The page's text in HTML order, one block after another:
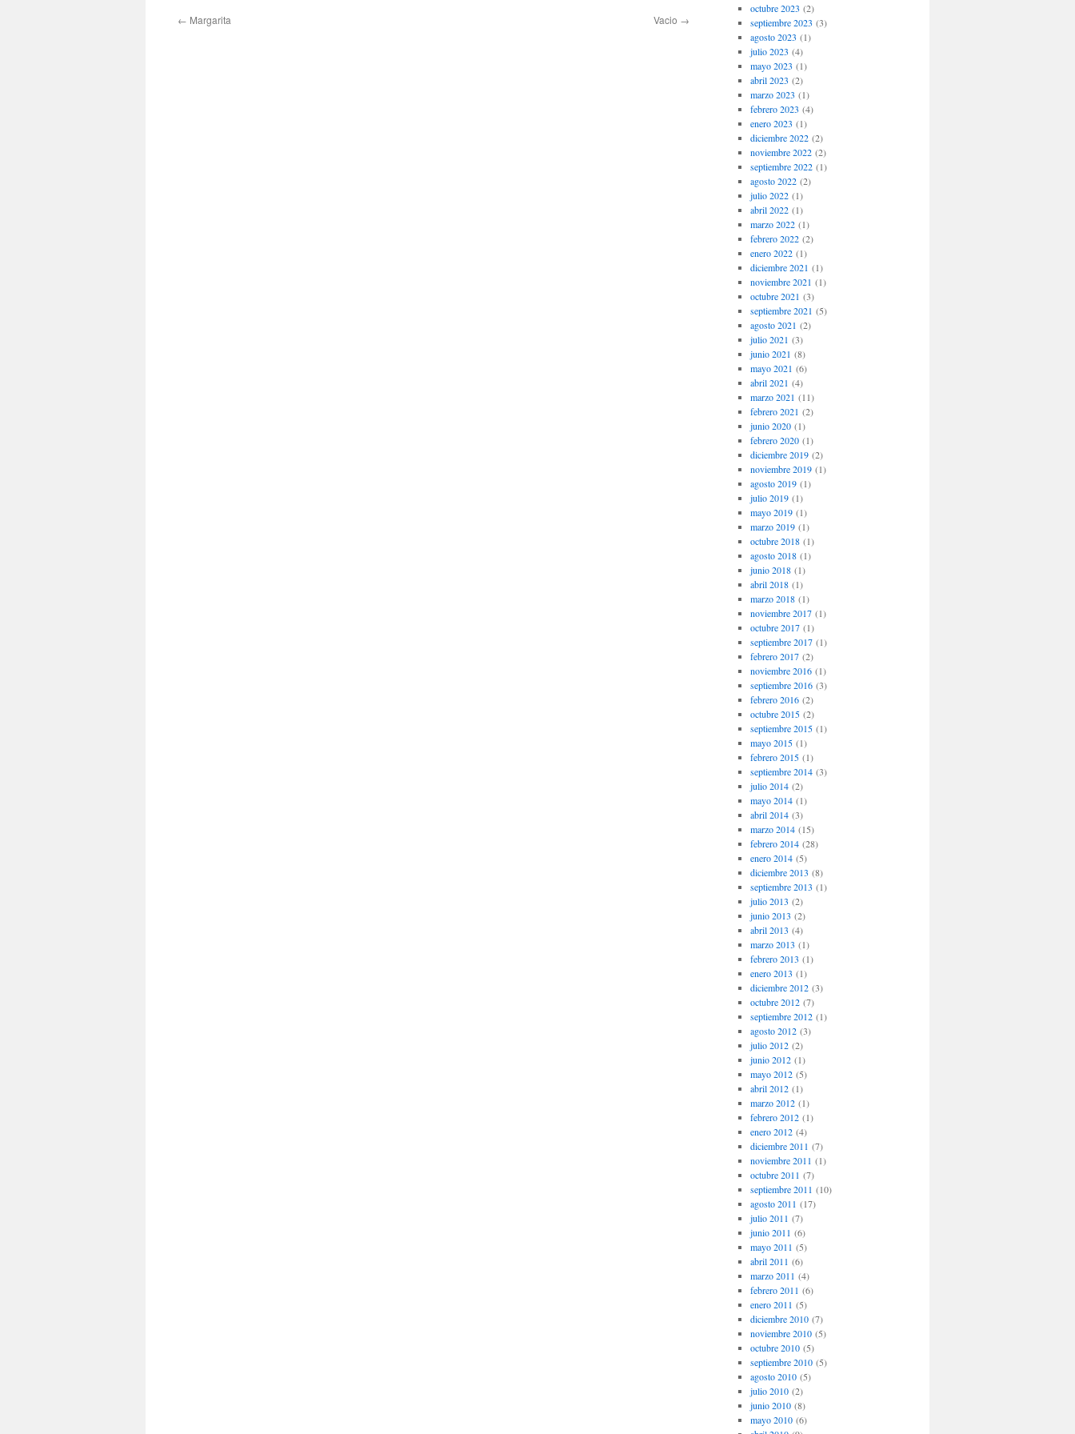
← Margarita Vacio →
octubre 2023 (2)
septiembre 2023 (3)
agosto 2023 (1)
julio 2023 (4)
mayo 2023 (1)
abril 2023 (2)
marzo 2023 (1)
febrero 2023 (4)
enero 2023 (1)
diciembre 2022(2)
noviembre 2022(2)
septiembre 2022(1)
agosto 2022(2)
julio 2022(1)
abril 2022(1)
marzo 2022(1)
febrero 2022(2)
enero 2022(1)
diciembre 2021 (1)
noviembre 2021 (1)
octubre 2021 (3)
septiembre 2021 (5)
agosto 2021 (2)
julio 2021 (3)
junio 2021 (8)
mayo 2021 (6)
abril 2021 (4)
marzo 2021 (11)
febrero 2021 (2)
junio 2020(1)
febrero 2020(1)
diciembre 2019(2)
noviembre 2019(1)
agosto 2019(1)
julio 2019(1)
mayo 2019(1)
marzo 2019(1)
octubre 2018(1)
agosto 2018(1)
junio 2018(1)
abril 2018(1)
marzo 2018(1)
noviembre 2017(1)
octubre 2017(1)
septiembre 2017(1)
febrero 2017(2)
noviembre 2016(1)
septiembre 2016(3)
febrero 2016(2)
octubre 2015(2)
septiembre 2015(1)
mayo 2015(1)
febrero 2015(1)
septiembre 2014(3)
julio 2014(2)
mayo 2014(1)
abril 2014(3)
marzo 2014(15)
febrero 2014(28)
enero 2014(5)
diciembre 2013 (8)
septiembre 2013 (1)
julio 2013 (2)
junio 2013 (2)
abril 2013 (4)
marzo 2013 (1)
febrero 2013 (1)
enero 2013 (1)
diciembre 2012(3)
octubre 2012(7)
septiembre 2012(1)
agosto 2012(3)
julio 2012(2)
junio 2012(1)
mayo 2012(5)
abril 2012(1)
marzo 2012(1)
febrero 2012(1)
enero 2012(4)
diciembre 2011 (7)
noviembre 2011 (1)
octubre 2011 (7)
septiembre 2011 (10)
agosto 2011 (17)
julio 2011 (7)
junio 2011 (6)
mayo 2011 (5)
abril 2011 (6)
marzo 2011 (4)
febrero 2011 (6)
enero 2011 (5)
diciembre 2010(7)
noviembre 2010(5)
octubre 2010(5)
septiembre 2010(5)
agosto 2010(5)
julio 2010(2)
junio 2010(8)
mayo 2010(6)